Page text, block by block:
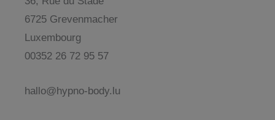
6725 Grevenmacher
Luxembourg
00352 26 72 95 57
hallo@hypno-body.lu